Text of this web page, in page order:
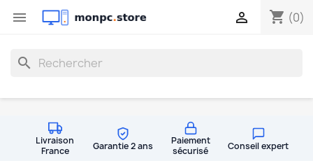
 shopping_cart (0)

search
Livraison
France
Garantie 2 ans
Paiement
sécurisé
Conseil expert